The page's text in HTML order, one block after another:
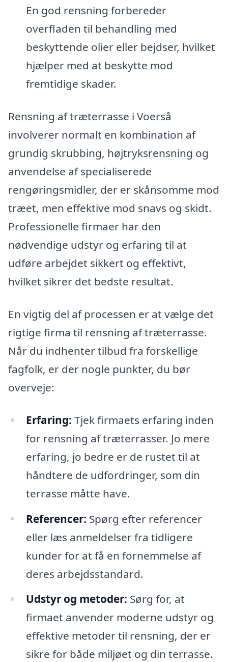
En god rensning forbereder
overfladen til behandling med
beskyttende olier eller bejdser, hvilket
hjælper med at beskytte mod
fremtidige skader.
Rensning af træterrasse i Voerså
involverer normalt en kombination af
grundig skrubbing, højtryksrensning og
anvendelse af specialiserede
rengøringsmidler, der er skånsomme mod
træet, men effektive mod snavs og skidt.
Professionelle firmaer har den
nødvendige udstyr og erfaring til at
udføre arbejdet sikkert og effektivt,
hvilket sikrer det bedste resultat.
En vigtig del af processen er at vælge det
rigtige firma til rensning af træterrasse.
Når du indhenter tilbud fra forskellige
fagfolk, er der nogle punkter, du bør
overveje:
Erfaring: Tjek firmaets erfaring inden
for rensning af træterrasser. Jo mere
erfaring, jo bedre er de rustet til at
håndtere de udfordringer, som din
terrasse måtte have.
Referencer: Spørg efter referencer
eller læs anmeldelser fra tidligere
kunder for at få en fornemmelse af
deres arbejdsstandard.
Udstyr og metoder: Sørg for, at
firmaet anvender moderne udstyr og
effektive metoder til rensning, der er
sikre for både miljøet og din terrasse.